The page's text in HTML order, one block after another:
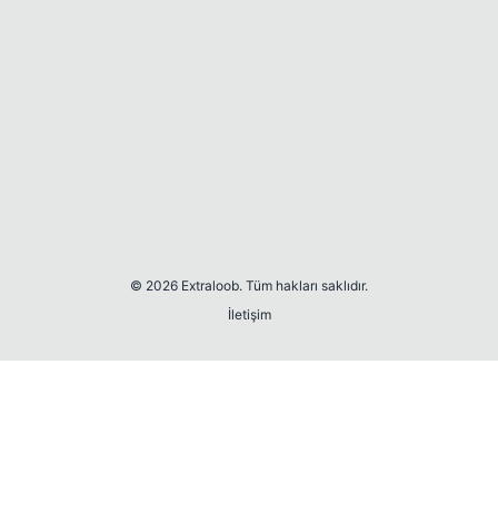
© 2026 Extraloob. Tüm hakları saklıdır.
İletişim